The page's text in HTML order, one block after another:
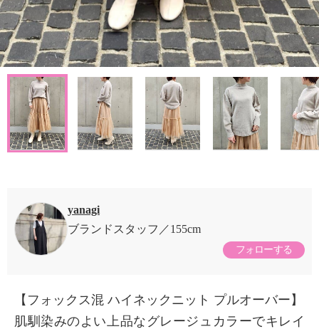
yanagi
ブランドスタッフ
155cm
フォローする
【フォックス混 ハイネックニット プルオーバー】
肌馴染みのよい上品なグレージュカラーでキレイ